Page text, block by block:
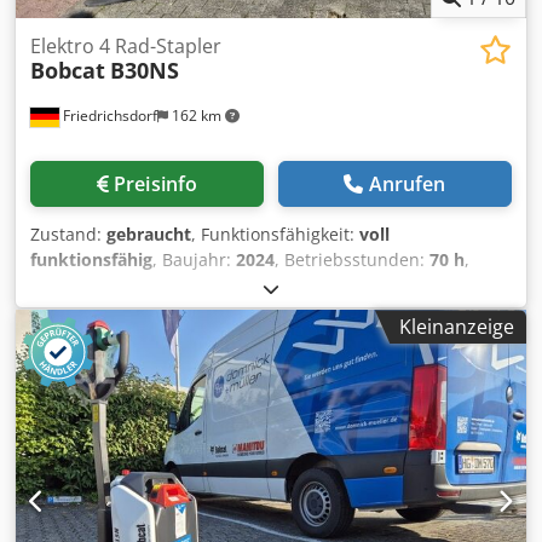
Friedrichsdorf 162 km
Elektro 4 Rad-Stapler
Bobcat B30NS
Preisinfo Anrufen
Zustand: gebraucht, Funktionsfähigkeit: voll
funktionsfähig, Baujahr: 2024, Betriebsstunden: 70 h,
, Hubhöhe:4.710 mm
mm, Kraftstofftyp:elektrisch, Masttyp:Triplex, Bauhöhe:
2.145 mm, Leistung: 16 kW (21,75 PS), Gabelträgerbreite:
1.116 mm, Gabellänge:1.200 mm , Leergewicht:4.850 kg,
Gesamtlänge:2.520 mm, Antriebsart:Elektro, Baubreite:
1.244 mm, Elektro 4 Rad-Stapler Lastschwerpunkt: 500
Gabelbreite: 122 mm Gabeldicke: 45 mm ISO Klasse: ISO
Klasse 3 = 2.500 - 4.999 kg Masttyp: Triplex Geschw. Klasse:
15 Zustand: Neuwertig Zustand Technisch: sehr gut Cjdpfx
Adozgybfjhjrf Bereifung vorne Typ: Superelastik Bereifung
Kleinanzeige